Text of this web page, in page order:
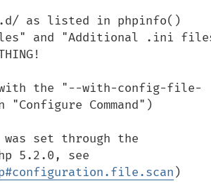
as listed in phpinfo()
and "Additional .ini
with the "--with-config-file-
Command")
set through the
)